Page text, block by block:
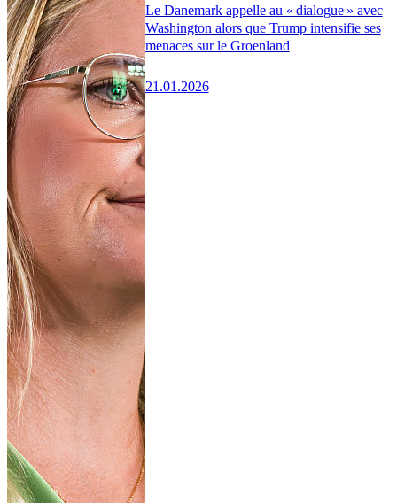
Le Danemark appelle au « dialogue » avec
Washington alors que Trump intensifie ses
menaces sur le Groenland
21.01.2026